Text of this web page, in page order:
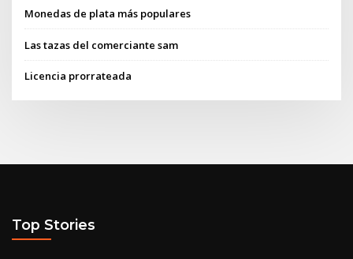
Monedas de plata más populares
Las tazas del comerciante sam
Licencia prorrateada
Top Stories